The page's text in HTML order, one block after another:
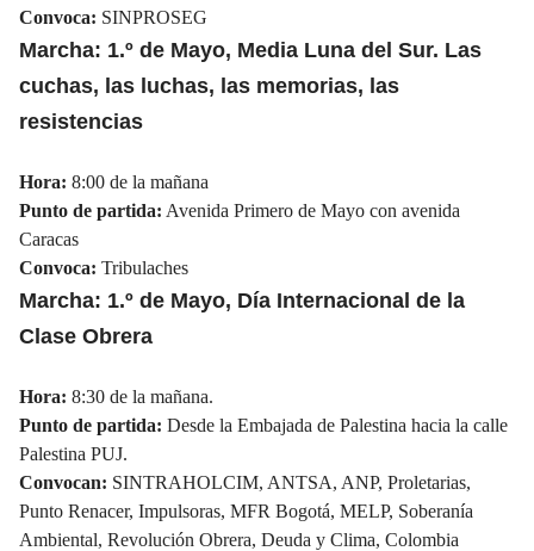
Convoca: SINPROSEG
Marcha: 1.º de Mayo, Media Luna del Sur. Las
cuchas, las luchas, las memorias, las
resistencias
Hora: 8:00 de la mañana
Punto de partida: Avenida Primero de Mayo con avenida
Caracas
Convoca: Tribulaches
Marcha: 1.º de Mayo, Día Internacional de la
Clase Obrera
Hora: 8:30 de la mañana.
Punto de partida: Desde la Embajada de Palestina hacia la calle
Palestina PUJ.
Convocan: SINTRAHOLCIM, ANTSA, ANP, Proletarias,
Punto Renacer, Impulsoras, MFR Bogotá, MELP, Soberanía
Ambiental, Revolución Obrera, Deuda y Clima, Colombia